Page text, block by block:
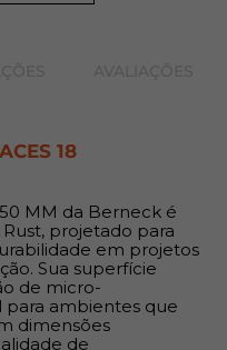
e moderno.
composição de
estantes, armários,
18
MM da Berneck é
projetado para
em projetos
Sua superfície
de micro-
para ambientes que
dimensões
de